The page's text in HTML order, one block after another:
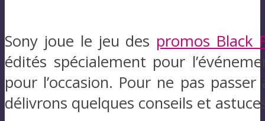
Sony joue le jeu des promos Black
édités spécialement pour
pour l’occasion. Pour ne pas
délivrons quelques conseils et